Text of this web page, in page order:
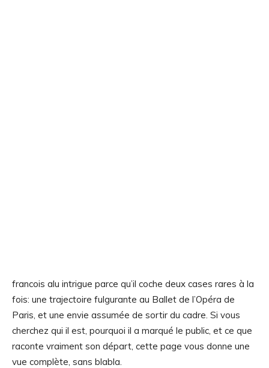
francois alu intrigue parce qu’il coche deux cases rares à la
fois: une trajectoire fulgurante au Ballet de l’Opéra de
Paris, et une envie assumée de sortir du cadre. Si vous
cherchez qui il est, pourquoi il a marqué le public, et ce que
raconte vraiment son départ, cette page vous donne une
vue complète, sans blabla.